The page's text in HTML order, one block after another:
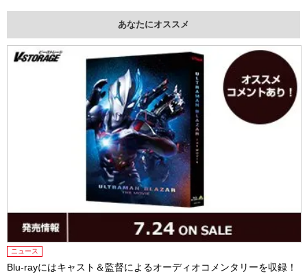
あなたにオススメ
ニュース
Blu-rayにはキャスト＆監督によるオーディオコメンタリーを収録！